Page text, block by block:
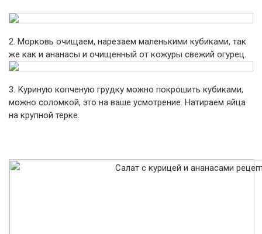
2. Морковь очищаем, нарезаем маленькими кубиками, так
же как и ананасы и очищенный от кожуры свежий огурец.
3. Куриную копченую грудку можно покрошить кубиками,
можно соломкой, это на ваше усмотрение. Натираем яйца
на крупной терке.